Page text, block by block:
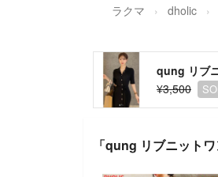
ラクマ dholic
qung リブ
¥3,500
「qung リブニット